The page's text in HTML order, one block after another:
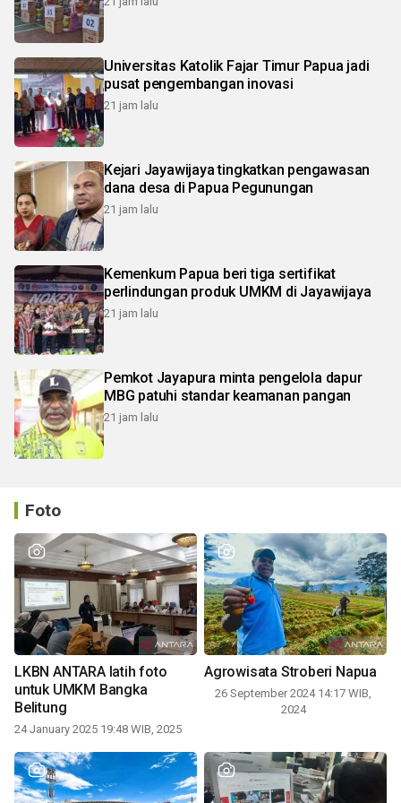
Universitas Katolik Fajar Timur Papua jadi
pusat pengembangan inovasi
21 jam lalu
Kejari Jayawijaya tingkatkan pengawasan
dana desa di Papua Pegunungan
21 jam lalu
Kemenkum Papua beri tiga sertifikat
perlindungan produk UMKM di Jayawijaya
21 jam lalu
Pemkot Jayapura minta pengelola dapur
MBG patuhi standar keamanan pangan
21 jam lalu
Foto
LKBN ANTARA latih foto
untuk UMKM Bangka
Belitung
24 January 2025 19:48 WIB, 2025
Agrowisata Stroberi Napua
26 September 2024 14:17 WIB,
2024